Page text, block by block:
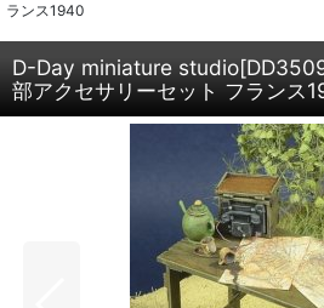
ランス1940
D-Day miniature
部アクセサリーセット フランス